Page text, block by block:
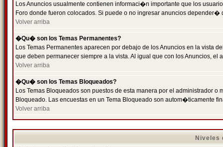
Los Anuncios usualmente contienen informaci�n importante que los
Foro donde fueron colocados. Si puede o no ingresar anuncios
Volver arriba
�Qu� son los Temas Permanentes?
Los Temas Permanentes aparecen por debajo de los Anuncios en la
que deben permanecer siempre a la vista. Al igual que con los Anuncios,
Volver arriba
�Qu� son los Temas Bloqueados?
Los Temas Bloqueados son puestos de esta manera por el administrador
Bloqueado. Las encuestas en un Tema Bloqueado son autom�ticamente
Volver arriba
Niveles